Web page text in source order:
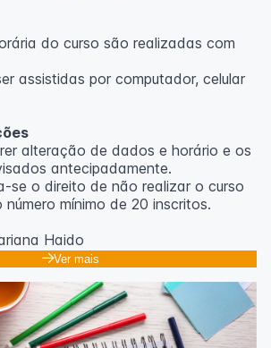
do curso são realizadas com
assistidas por computador, celular
alteração de dados e horário e os
​​antecipadamente.
se o direito de não realizar o curso
mínimo de 20 inscritos.
Haido
Ver mais